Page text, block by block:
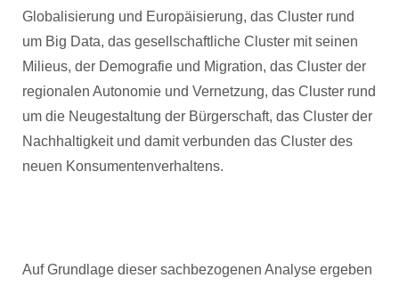
Globalisierung und Europäisierung, das Cluster rund
um Big Data, das gesellschaftliche Cluster mit seinen
Milieus, der Demografie und Migration, das Cluster der
regionalen Autonomie und Vernetzung, das Cluster rund
um die Neugestaltung der Bürgerschaft, das Cluster der
Nachhaltigkeit und damit verbunden das Cluster des
neuen Konsumentenverhaltens.
Auf Grundlage dieser sachbezogenen Analyse ergeben